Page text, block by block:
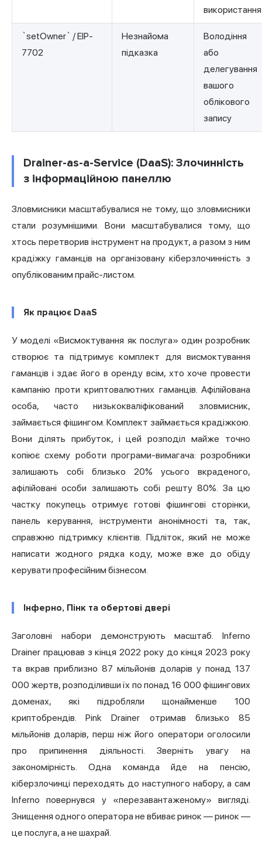
використання
`setOwner` / EIP-
7702
Незнайома
підказка
Володіння
або
делегування
вашого
облікового
запису
Drainer-as-a-Service (DaaS): Злочинність
з інформаційною панеллю
Зловмисники масштабувалися не тому, що зловмисники
стали розумнішими. Вони масштабувалися тому, що
хтось перетворив інструмент на продукт, а разом з ним
крадіжку гаманців на організовану кіберзлочинність з
опублікованим прайс-листом.
Як працює DaaS
У моделі «Висмоктування як послуга» один розробник
створює та підтримує комплект для висмоктування
гаманців і здає його в оренду всім, хто хоче провести
кампанію проти криптовалютних гаманців. Афілійована
особа, часто низькокваліфікований зловмисник,
займається фішингом. Комплект займається крадіжкою.
Вони ділять прибуток, і цей розподіл майже точно
копіює схему роботи програми-вимагача: розробники
залишають собі близько 20% усього вкраденого,
афілійовані особи залишають собі решту 80%. За цю
частку покупець отримує готові фішингові сторінки,
панель керування, інструменти анонімності та, так,
справжню підтримку клієнтів. Підліток, який не може
написати жодного рядка коду, може вже до обіду
керувати професійним бізнесом.
Інферно, Пінк та обертові двері
Заголовні набори демонструють масштаб. Inferno
Drainer працював з кінця 2022 року до кінця 2023 року
та вкрав приблизно 87 мільйонів доларів у понад 137
000 жертв, розподіливши їх по понад 16 000 фішингових
доменах, які підробляли щонайменше 100
криптобрендів. Pink Drainer отримав близько 85
мільйонів доларів, перш ніж його оператори оголосили
про припинення діяльності. Зверніть увагу на
закономірність. Одна команда йде на пенсію,
кіберзлочинці переходять до наступного набору, а сам
Inferno повернувся у «перезавантаженому» вигляді.
Знищення одного оператора не вбиває ринок — ринок —
це послуга, а не шахрай.